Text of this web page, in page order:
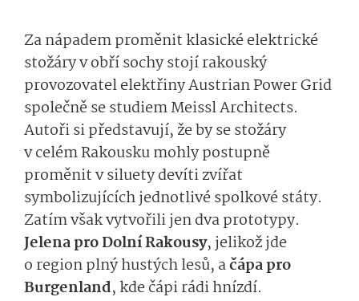
Za nápadem proměnit klasické elektrické
stožáry v obří sochy stojí rakouský
provozovatel elektřiny Austrian Power Grid
společně se studiem Meissl Architects.
Autoři si představují, že by se stožáry
v celém Rakousku mohly postupně
proměnit v siluety devíti zvířat
symbolizujících jednotlivé spolkové státy.
Zatím však vytvořili jen dva prototypy.
Jelena pro Dolní Rakousy, jelikož jde
o region plný hustých lesů, ačápa pro
Burgenland, kde čápi rádi hnízdí.